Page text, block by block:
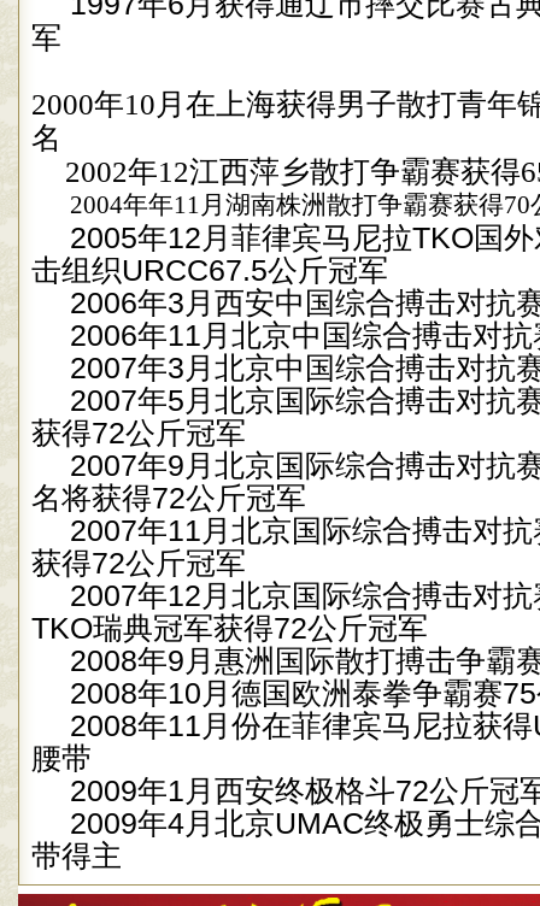
军
2000年10 月在上海获得男子散打青年
名
2002年12江西萍乡散打争霸赛获得
2004年年11月湖南株洲散打争霸赛获得70
2005年12 月菲律宾马尼拉TKO国
击组织URCC67.5公斤冠军
2006年3 月西安中国综合搏击对抗
2006年11 月北京中国综合搏击对抗
2007年3 月北京中国综合搏击对抗
2007年5 月北京国际综合搏击对抗
获得72公斤冠军
2007年9 月北京国际综合搏击对抗
名将获得72公斤冠军
2007年11 月北京国际综合搏击对抗
获得72公斤冠军
2007年12 月北京国际综合搏击对
TKO瑞典冠军获得72公斤冠军
2008年9 月惠洲国际散打搏击争霸
2008年10 月德国欧洲泰拳争霸赛75
2008年11 月份在菲律宾马尼拉获得
腰带
2009年1 月西安终极格斗72公斤冠
2009年4月北京UMAC终极勇士综
带得主